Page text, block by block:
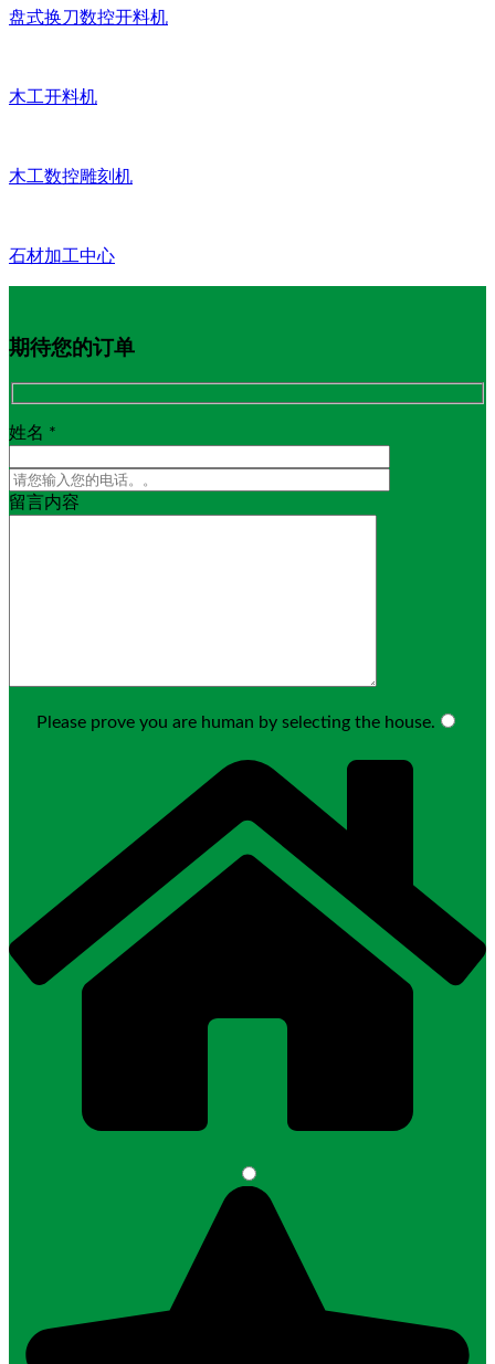
盘式换刀数控开料机
木工开料机
木工数控雕刻机
石材加工中心
期待您的订单
姓名 *
留言内容
Please prove you are human by selecting the house.